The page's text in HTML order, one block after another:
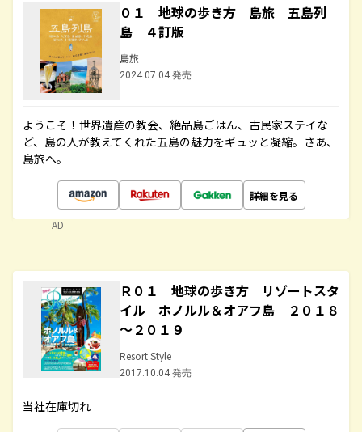
０１ 地球の歩き方 島旅 五島列
島 ４訂版
島旅
2024.07.04 発売
ようこそ！世界遺産の教会、絶品島ごはん、古民家ステイな
ど、島の人が教えてくれた五島の魅力をギュッと凝縮。さあ、
島旅へ。
詳細を見る
AD
Ｒ０１ 地球の歩き方 リゾートスタ
イル ホノルル＆オアフ島 ２０１８
～２０１９
Resort Style
2017.10.04 発売
当社在庫切れ